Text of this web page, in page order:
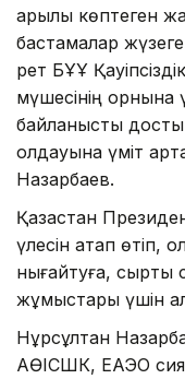
арқылы көптеген
бастамалар
рет БҰҰ
мүшесінің орнына
байланысты
қолдауына үміт
Назарбаев.
Қазақстан
үлесін атап өтіп,
нығайтуға, сыртқы
жұмыстары үшін
Нұрсұлтан
АӨІСШК, ЕАЭО